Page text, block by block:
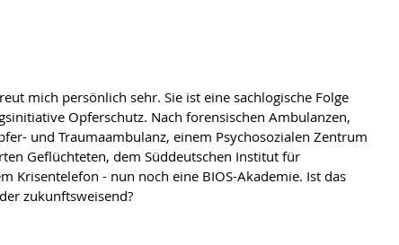
mich persönlich sehr. Sie ist eine sachlogische Folge
Opferschutz. Nach forensischen Ambulanzen,
und Traumaambulanz, einem Psychosozialen Zentrum
Geflüchteten, dem Süddeutschen Institut für
Krisentelefon - nun noch eine BIOS-Akademie. Ist das
zukunftsweisend?